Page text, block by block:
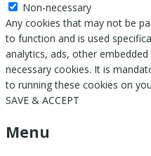
Non-necessary
Any cookies that may not be
to function and is used
analytics, ads, other
necessary cookies. It is
to running these cookies on
SAVE & ACCEPT
Menu